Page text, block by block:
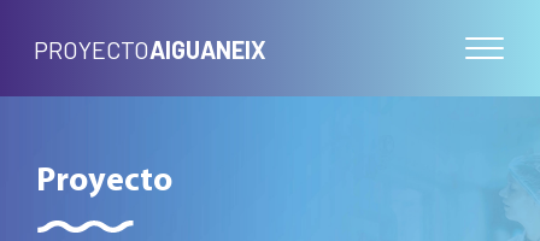
PROYECTOAIGUANEIX
Proyecto